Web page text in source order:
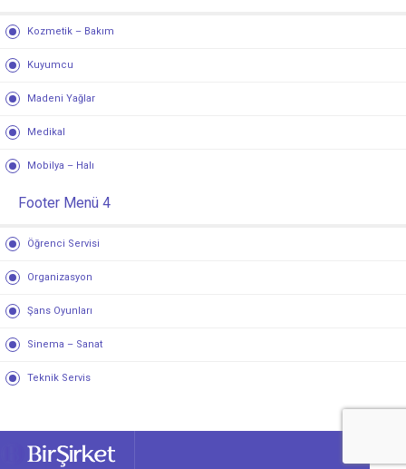
Kozmetik – Bakım
Kuyumcu
Madeni Yağlar
Medikal
Mobilya – Halı
Footer Menü 4
Öğrenci Servisi
Organizasyon
Şans Oyunları
Sinema – Sanat
Teknik Servis